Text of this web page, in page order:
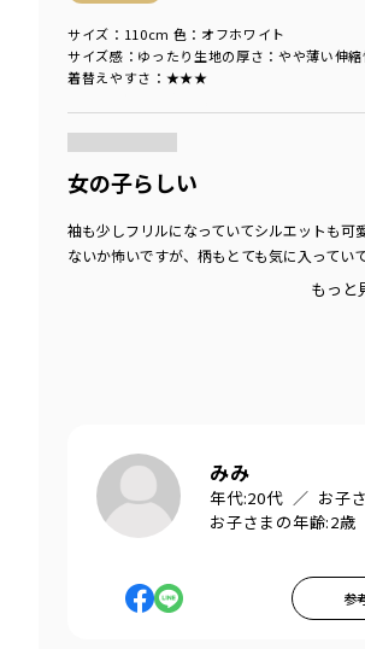
サイズ感 ：ゆったり 生地の厚さ ：やや薄い伸
着替えやすさ ：★★★
サイズ：110cm 色：オフホワイト
女の子らしい
袖も少しフリルになっていてシルエットも可
ないか怖いですが、柄もとても気に入ってい
もっ
みみ
年代:20代 お子
お子さまの年齢:2歳
参